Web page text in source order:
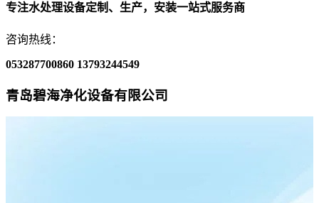
专注水处理设备定制、生产，安装一站式服务商
咨询热线：
053287700860 13793244549
青岛碧海净化设备有限公司